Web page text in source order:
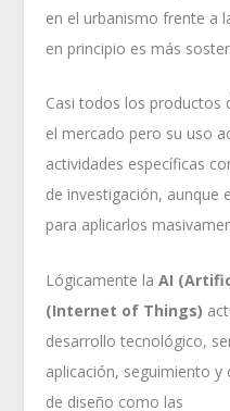
en el urbanismo frente a
en principio es más
Casi todos los productos
el mercado pero su uso
actividades específicas
de investigación, aunque
para aplicarlos
Lógicamente laAI
(Internet of Things)
desarrollo tecnológico,
aplicación, seguimiento
de diseño como las